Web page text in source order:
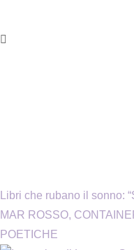
Libri che rubano il sonno:
MAR ROSSO,
POETICHE